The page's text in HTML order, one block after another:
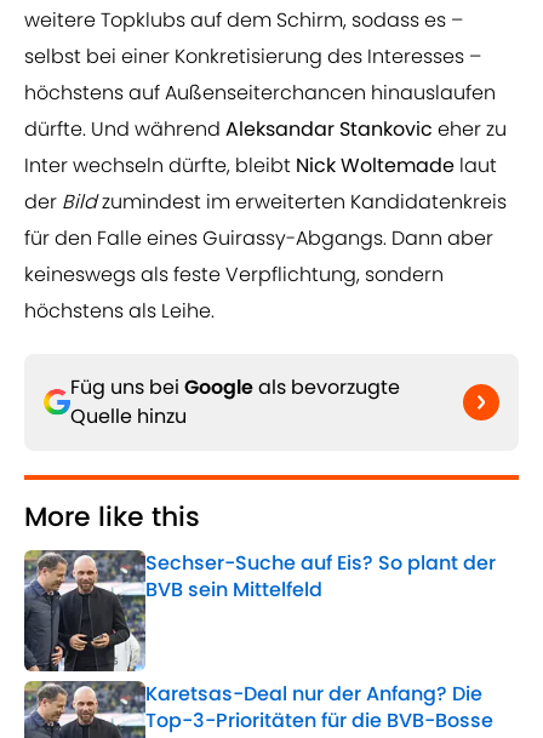
weitere Topklubs auf dem Schirm, sodass es –
selbst bei einer Konkretisierung des Interesses –
höchstens auf Außenseiterchancen hinauslaufen
dürfte. Und während Aleksandar Stankovic eher zu
Inter wechseln dürfte, bleibt Nick Woltemade laut
der Bildzumindest im erweiterten Kandidatenkreis
für den Falle eines Guirassy-Abgangs. Dann aber
keineswegs als feste Verpflichtung, sondern
höchstens als Leihe.
Füg uns bei Googleals bevorzugte
Quelle hinzu
More like this
Sechser-Suche auf Eis? So plant der
BVB sein Mittelfeld
Published by on Invalid Date
Karetsas-Deal nur der Anfang? Die
Top-3-Prioritäten für die BVB-Bosse